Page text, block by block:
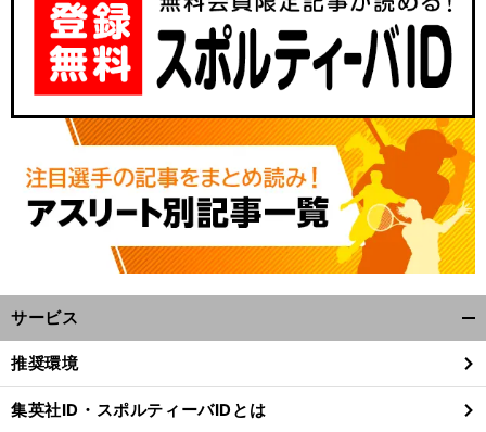
サービス
閉
る
推奨環境
集英社ID・スポルティーバIDとは